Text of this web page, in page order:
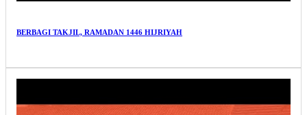
BERBAGI TAKJIL, RAMADAN 1446 HIJRIYAH